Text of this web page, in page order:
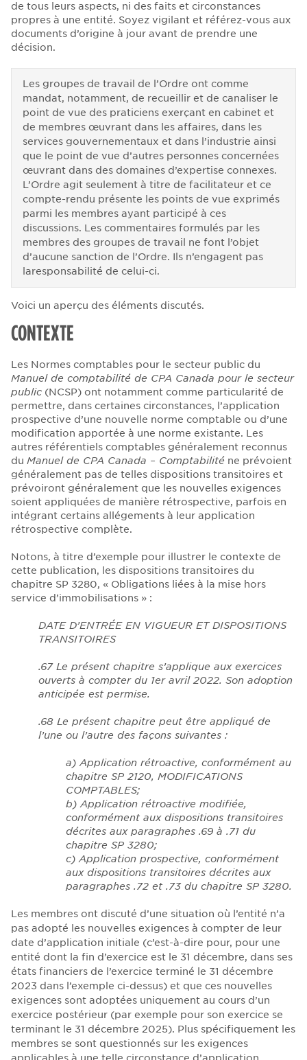
de tous leurs aspects, ni des faits et circonstances
propres à une entité. Soyez vigilant et référez-vous aux
documents d’origine à jour avant de prendre une
décision.
Les groupes de travail de l’Ordre ont comme
mandat, notamment, de recueillir et de canaliser le
point de vue des praticiens exerçant en cabinet et
de membres œuvrant dans les affaires, dans les
services gouvernementaux et dans l’industrie ainsi
que le point de vue d’autres personnes concernées
œuvrant dans des domaines d’expertise connexes.
L’Ordre agit seulement à titre de facilitateur et ce
compte-rendu présente les points de vue exprimés
parmi les membres ayant participé à ces
discussions. Les commentaires formulés par les
membres des groupes de travail ne font l’objet
d’aucune sanction de l’Ordre. Ils n’engagent pas
laresponsabilité de celui-ci.
Voici un aperçu des éléments discutés.
CONTEXTE
Les Normes comptables pour le secteur public du
Manuel de comptabilité de CPA Canada pour le secteur
public (NCSP) ont notamment comme particularité de
permettre, dans certaines circonstances, l’application
prospective d’une nouvelle norme comptable ou d’une
modification apportée à une norme existante. Les
autres référentiels comptables généralement reconnus
du Manuel de CPA Canada – Comptabilité ne prévoient
généralement pas de telles dispositions transitoires et
prévoiront généralement que les nouvelles exigences
soient appliquées de manière rétrospective, parfois en
intégrant certains allégements à leur application
rétrospective complète.
Notons, à titre d’exemple pour illustrer le contexte de
cette publication, les dispositions transitoires du
chapitre SP 3280, « Obligations liées à la mise hors
service d’immobilisations » :
DATE D’ENTRÉE EN VIGUEUR ET DISPOSITIONS
TRANSITOIRES
.67 Le présent chapitre s’applique aux exercices
ouverts à compter du 1er avril 2022. Son adoption
anticipée est permise.
.68 Le présent chapitre peut être appliqué de
l’une ou l’autre des façons suivantes :
a) Application rétroactive, conformément au
chapitre SP 2120, MODIFICATIONS
COMPTABLES;
b) Application rétroactive modifiée,
conformément aux dispositions transitoires
décrites aux paragraphes .69 à .71 du
chapitre SP 3280;
c) Application prospective, conformément
aux dispositions transitoires décrites aux
paragraphes .72 et .73 du chapitre SP 3280.
Les membres ont discuté d’une situation où l’entité n’a
pas adopté les nouvelles exigences à compter de leur
date d’application initiale (c’est-à-dire pour, pour une
entité dont la fin d’exercice est le 31 décembre, dans ses
états financiers de l’exercice terminé le 31 décembre
2023 dans l’exemple ci-dessus) et que ces nouvelles
exigences sont adoptées uniquement au cours d’un
exercice postérieur (par exemple pour son exercice se
terminant le 31 décembre 2025). Plus spécifiquement les
membres se sont questionnés sur les exigences